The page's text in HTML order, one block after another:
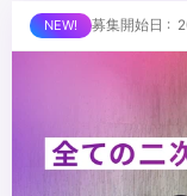
■求める人物像
・IT企業での企画経
・チームスポーツを
・スポーツファンを
・選手やチームの成
募集開始日 :